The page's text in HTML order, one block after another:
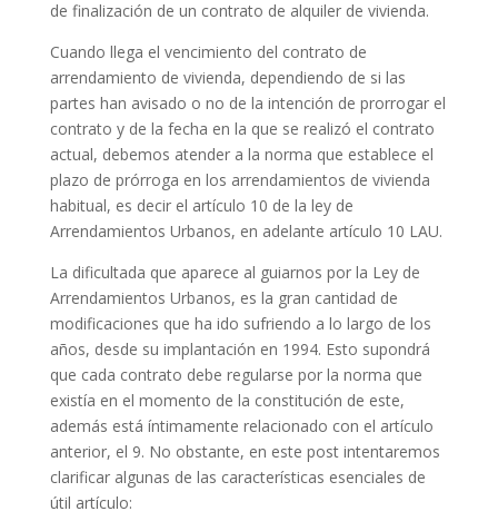
de finalización de un contrato de alquiler de vivienda.
Cuando llega el vencimiento del contrato de
arrendamiento de vivienda, dependiendo de si las
partes han avisado o no de la intención de prorrogar el
contrato y de la fecha en la que se realizó el contrato
actual, debemos atender a la norma que establece el
plazo de prórroga en los arrendamientos de vivienda
habitual, es decir el artículo 10 de la ley de
Arrendamientos Urbanos, en adelante artículo 10 LAU.
La dificultada que aparece al guiarnos por la Ley de
Arrendamientos Urbanos, es la gran cantidad de
modificaciones que ha ido sufriendo a lo largo de los
años, desde su implantación en 1994. Esto supondrá
que cada contrato debe regularse por la norma que
existía en el momento de la constitución de este,
además está íntimamente relacionado con el artículo
anterior, el 9. No obstante, en este post intentaremos
clarificar algunas de las características esenciales de
útil artículo: